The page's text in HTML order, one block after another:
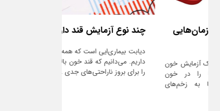
چند نوع آزمایش قند داریم؟
دیابت بیماری‌ایی است که همه ما با آن آشنایی
داریم. می‌دانیم که قند خون بالا می‌تواند زمینه
را برای بروز ناراحتی‌های جدی ...